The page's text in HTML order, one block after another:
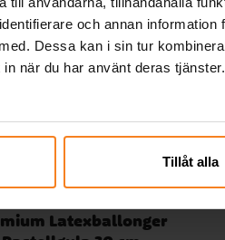
och annan information
Dessa kan i sin tur
när du har använt deras
Tillåt alla
Latexballonger